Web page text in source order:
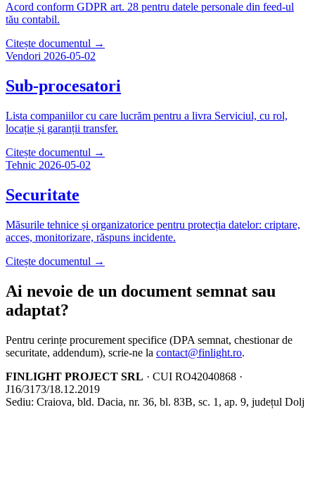
Acord conform GDPR art. 28 pentru datele personale din feed-ul
tău contabil.
Citește documentul →
Vendori 2026-05-02
Sub-procesatori
Lista companiilor cu care lucrăm pentru a livra Serviciul, cu rol,
locație și garanții transfer.
Citește documentul →
Tehnic 2026-05-02
Securitate
Măsurile tehnice și organizatorice pentru protecția datelor: criptare,
acces, monitorizare, răspuns incidente.
Citește documentul →
Ai nevoie de un document semnat sau
adaptat?
Pentru cerințe procurement specifice (DPA semnat, chestionar de
securitate, addendum), scrie-ne la contact@finlight.ro.
FINLIGHT PROJECT SRL · CUI RO42040868 ·
J16/3173/18.12.2019
Sediu: Craiova, bld. Dacia, nr. 36, bl. 83B, sc. 1, ap. 9, județul Dolj